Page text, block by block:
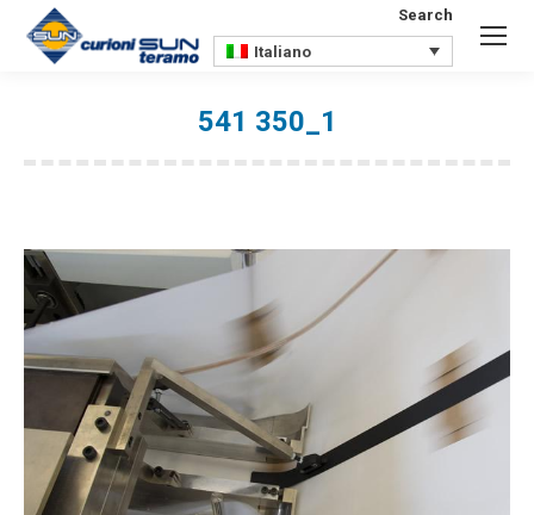
Search:
Search
Italiano
541 350_1